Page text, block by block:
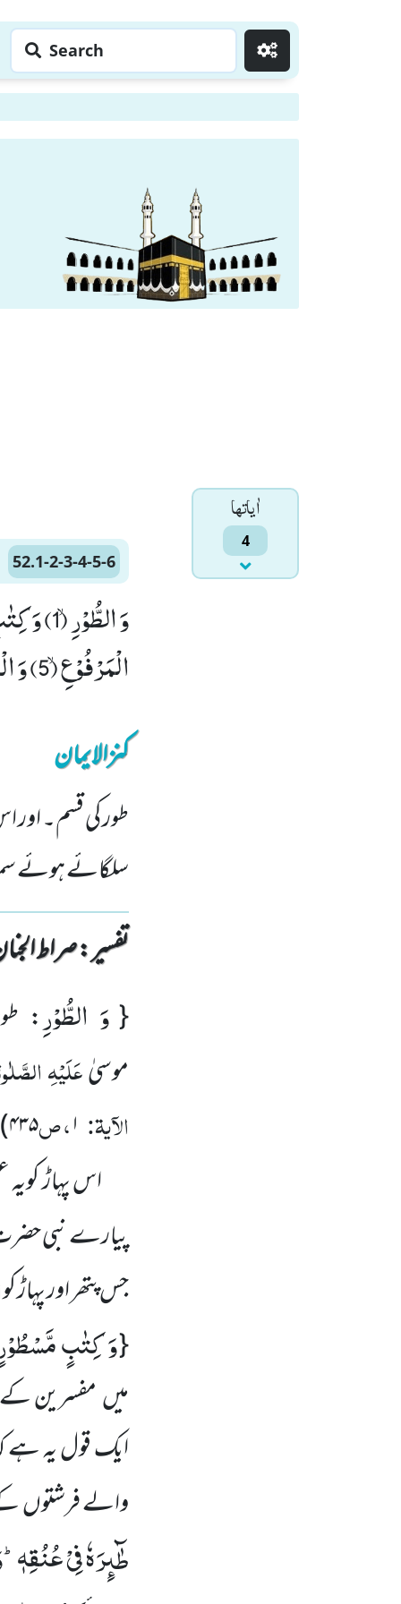
Search
اٰياتها
4
52.1-2-3-4-5-6
الْمَرْفُوْعِۙ (5) وَ الْبَحْرِ الْمَسْجُوْرِۙ (6)
کنزالایمان
طور کی قسم۔ اور
سلگائے ہوئے
تفسیر : ‎صراط الجنان
{وَ الطُّوْرِ:
موسیٰعَلَیْہِ
الآیۃ: ۱، ص۴۳۵)
اس پہاڑ
پیارے نبی
جس پتھر اور پہاڑ کو
{وَ كِتٰبٍ مَّسْطُوْرٍ
میں مفسرین
ایک قول یہ ہے
والے فرشتوں
طٰٓىٕرَهٗ فِیْ